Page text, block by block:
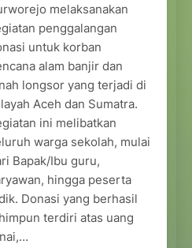
melaksanakan
penggalangan
untuk korban
alam banjir dan
longsor yang terjadi di
Aceh dan Sumatra.
ini melibatkan
warga sekolah, mulai
Bapak/Ibu guru,
hingga peserta
Donasi yang berhasil
terdiri atas uang